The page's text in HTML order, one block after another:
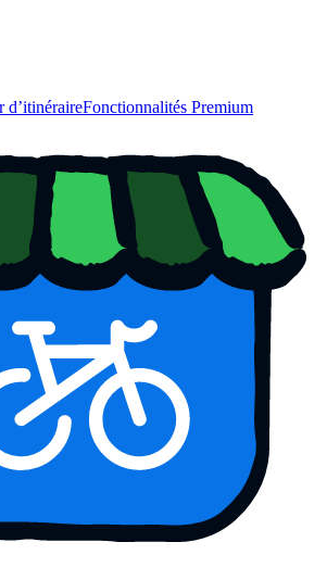
d’itinéraireFonctionnalités Premium